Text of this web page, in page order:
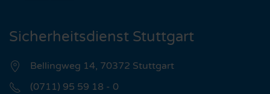
Sicherheitsdienst Stuttgart
Bellingweg 14, 70372 Stuttgart
(0711) 95 59 18 - 0